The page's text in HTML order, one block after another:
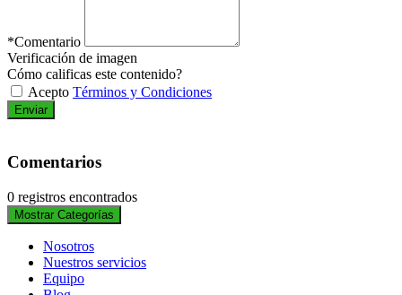
*Comentario
Verificación de imagen
Cómo calificas este contenido?
Acepto Términos y Condiciones
Enviar
Comentarios
0 registros encontrados
Mostrar Categorías
Nosotros
Nuestros servicios
Equipo